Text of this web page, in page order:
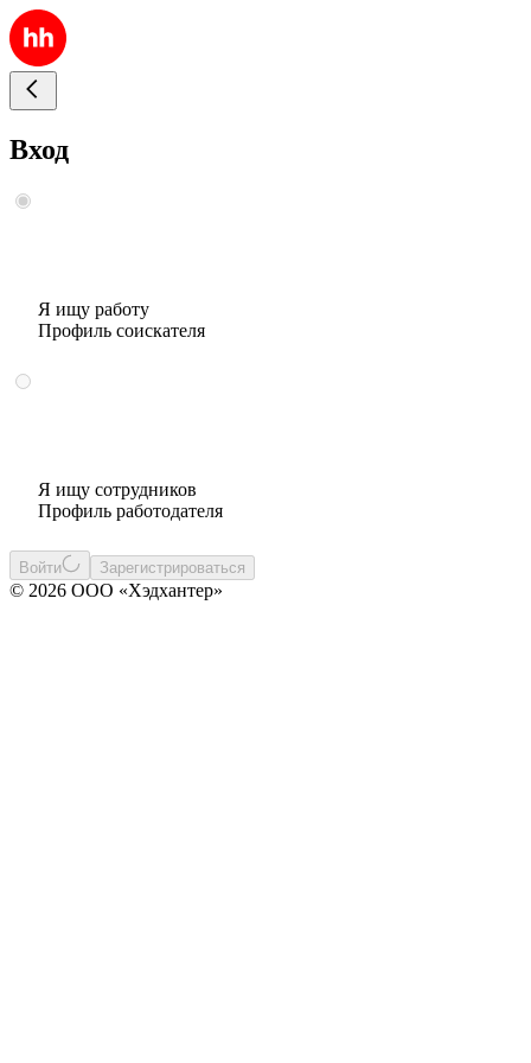
Вход
Я ищу работу
Профиль соискателя
Я ищу сотрудников
Профиль работодателя
Войти Зарегистрироваться
© 2026 ООО «Хэдхантер»